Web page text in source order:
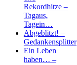
Rekordhitze –
Tagaus,
Tagein…
Abgeblitzt! –
Gedankensplitter
Ein Leben
haben… –